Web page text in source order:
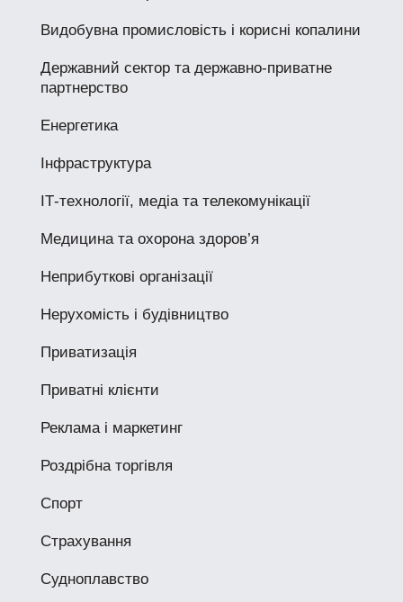
Видобувна промисловість і корисні копалини
Державний сектор та державно-приватне
партнерство
Енергетика
Інфраструктура
ІТ-технології, медіа та телекомунікації
Медицина та охорона здоров’я
Неприбуткові організації
Нерухомість і будівництво
Приватизація
Приватні клієнти
Реклама і маркетинг
Роздрібна торгівля
Спорт
Страхування
Судноплавство